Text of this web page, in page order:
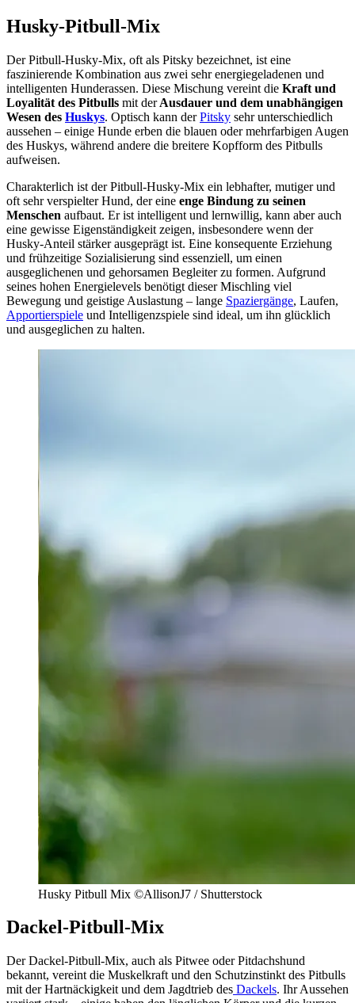
Husky-Pitbull-Mix
Der Pitbull-Husky-Mix, oft als Pitsky bezeichnet, ist eine
faszinierende Kombination aus zwei sehr energiegeladenen und
intelligenten Hunderassen. Diese Mischung vereint die Kraft und
Loyalität des Pitbulls mit derAusdauer und dem unabhängigen
Wesen des Huskys. Optisch kann derPitsky sehr unterschiedlich
aussehen – einige Hunde erben die blauen oder mehrfarbigen Augen
des Huskys, während andere die breitere Kopfform des Pitbulls
aufweisen.
Charakterlich ist der Pitbull-Husky-Mix ein lebhafter, mutiger und
oft sehr verspielter Hund, der eine enge Bindung zu seinen
Menschen aufbaut. Er ist intelligent und lernwillig, kann aber auch
eine gewisse Eigenständigkeit zeigen, insbesondere wenn der
Husky-Anteil stärker ausgeprägt ist. Eine konsequente Erziehung
und frühzeitige Sozialisierung sind essenziell, um einen
ausgeglichenen und gehorsamen Begleiter zu formen. Aufgrund
seines hohen Energielevels benötigt dieser Mischling viel
Bewegung und geistige Auslastung – lange Spaziergänge, Laufen,
Apportierspiele und Intelligenzspiele sind ideal, um ihn glücklich
und ausgeglichen zu halten.
Husky Pitbull Mix ©AllisonJ7 / Shutterstock
Dackel-Pitbull-Mix
Der Dackel-Pitbull-Mix, auch als Pitwee oder Pitdachshund
bekannt, vereint die Muskelkraft und den Schutzinstinkt des Pitbulls
mit der Hartnäckigkeit und dem Jagdtrieb des Dackels. Ihr Aussehen